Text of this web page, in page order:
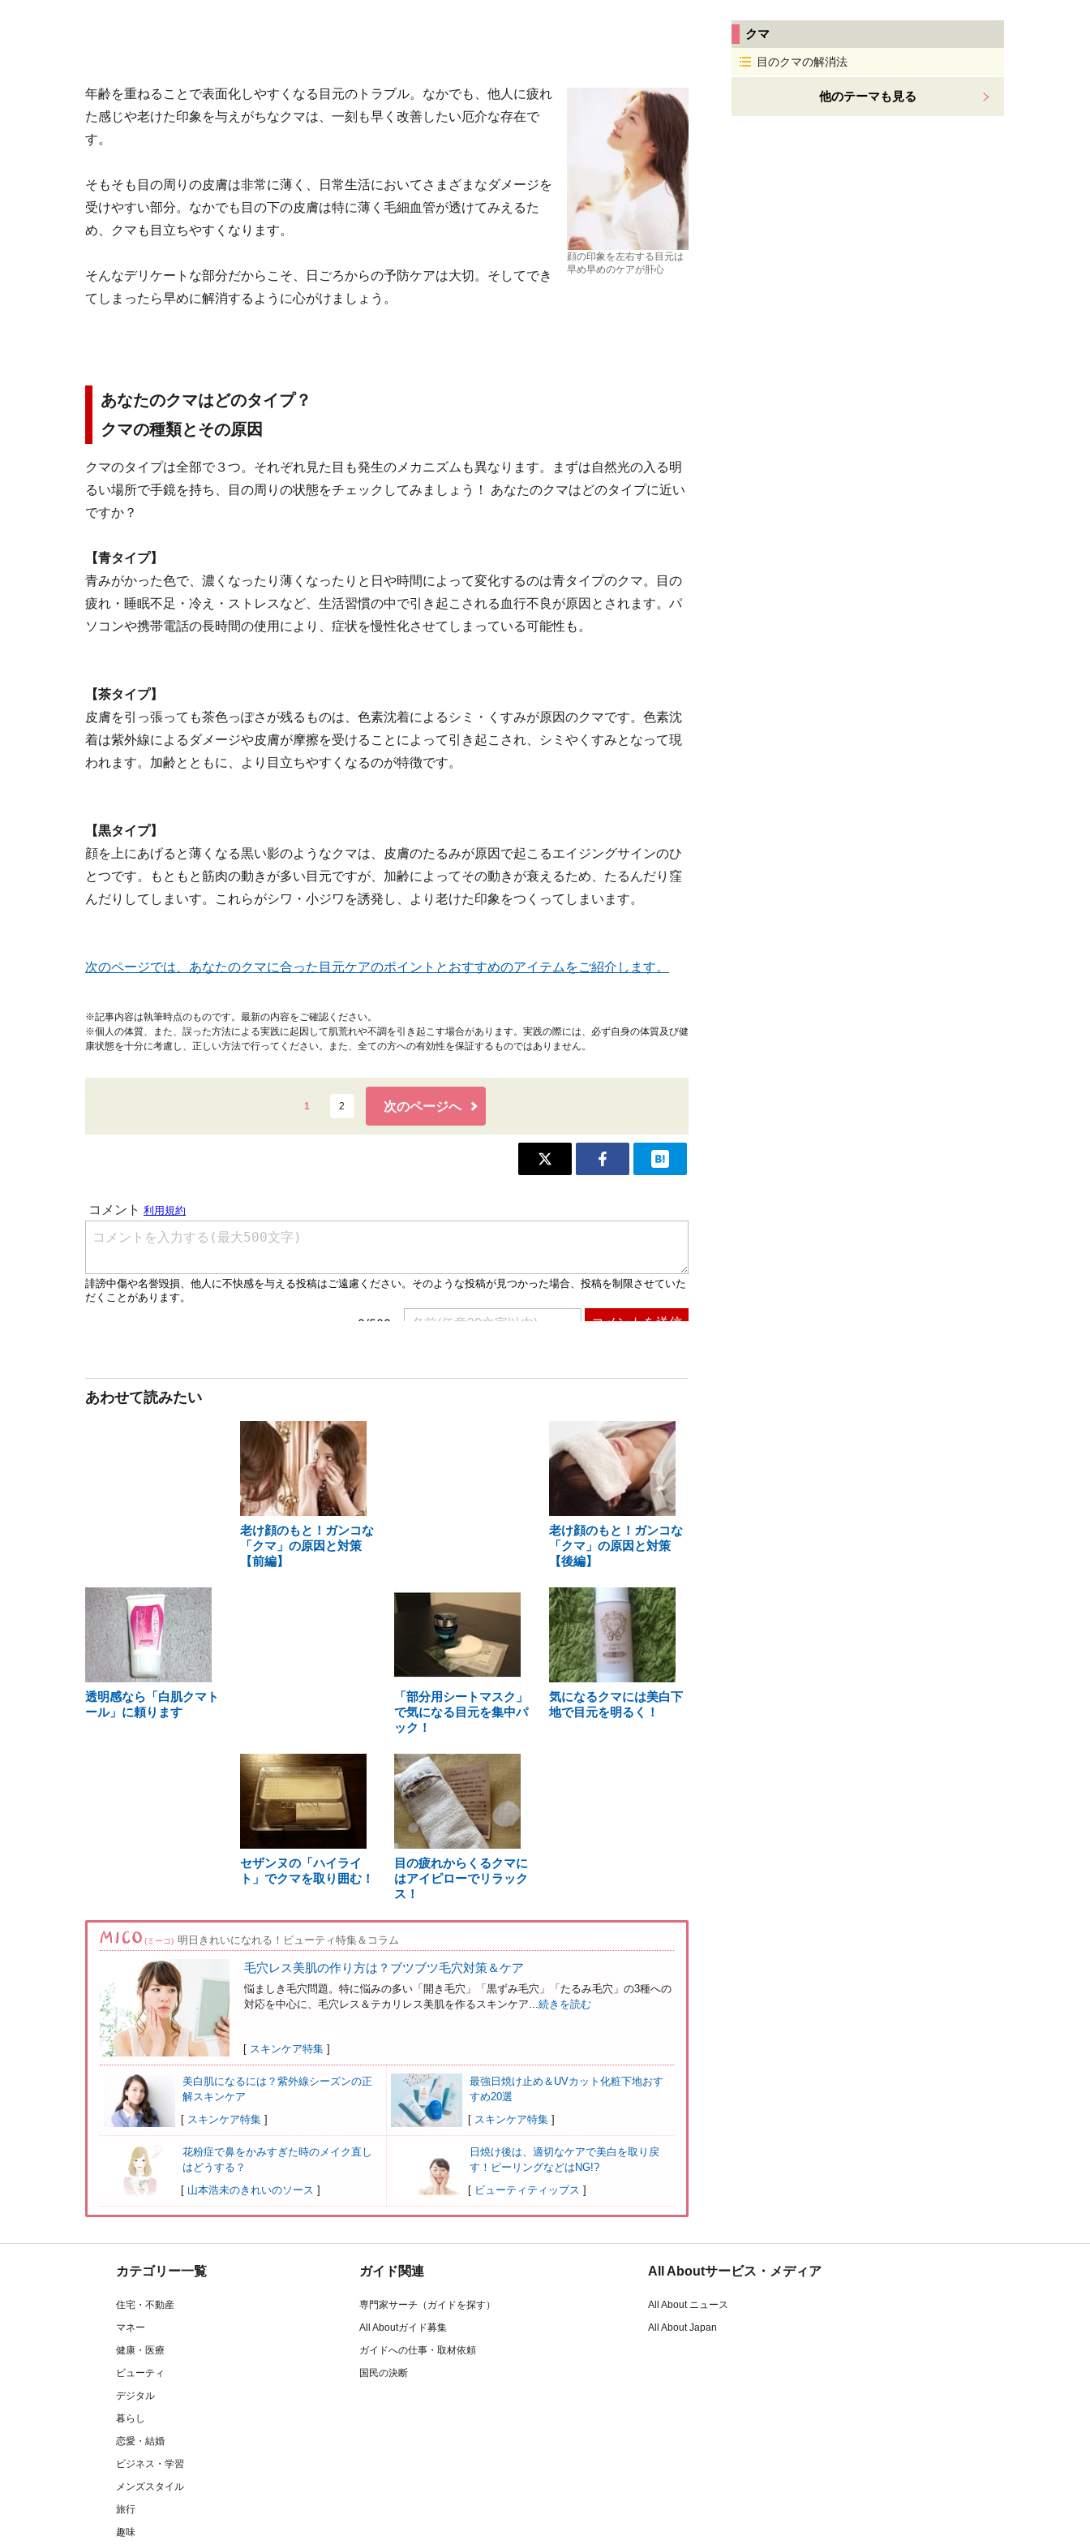
顔の印象を左右する目元は
早め早めのケアが肝心
年齢を重ねることで表面化しやすくなる目元のトラブル。なかでも、他人に疲れ
た感じや老けた印象を与えがちなクマは、一刻も早く改善したい厄介な存在で
す。
そもそも目の周りの皮膚は非常に薄く、日常生活においてさまざまなダメージを
受けやすい部分。なかでも目の下の皮膚は特に薄く毛細血管が透けてみえるた
め、クマも目立ちやすくなります。
そんなデリケートな部分だからこそ、日ごろからの予防ケアは大切。そしてでき
てしまったら早めに解消するように心がけましょう。
あなたのクマはどのタイプ？
クマの種類とその原因
クマのタイプは全部で３つ。それぞれ見た目も発生のメカニズムも異なります。まずは自然光の入る明
るい場所で手鏡を持ち、目の周りの状態をチェックしてみましょう！ あなたのクマはどのタイプに近い
ですか？
【青タイプ】
青みがかった色で、濃くなったり薄くなったりと日や時間によって変化するのは青タイプのクマ。目の
疲れ・睡眠不足・冷え・ストレスなど、生活習慣の中で引き起こされる血行不良が原因とされます。パ
ソコンや携帯電話の長時間の使用により、症状を慢性化させてしまっている可能性も。
【茶タイプ】
皮膚を引っ張っても茶色っぽさが残るものは、色素沈着によるシミ・くすみが原因のクマです。色素沈
着は紫外線によるダメージや皮膚が摩擦を受けることによって引き起こされ、シミやくすみとなって現
われます。加齢とともに、より目立ちやすくなるのが特徴です。
【黒タイプ】
顔を上にあげると薄くなる黒い影のようなクマは、皮膚のたるみが原因で起こるエイジングサインのひ
とつです。もともと筋肉の動きが多い目元ですが、加齢によってその動きが衰えるため、たるんだり窪
んだりしてしまいす。これらがシワ・小ジワを誘発し、より老けた印象をつくってしまいます。
次のページでは、あなたのクマに合った目元ケアのポイントとおすすめのアイテムをご紹介します。
※記事内容は執筆時点のものです。最新の内容をご確認ください。
※個人の体質、また、誤った方法による実践に起因して肌荒れや不調を引き起こす場合があります。実践の際には、必ず自身の体質及び健
康状態を十分に考慮し、正しい方法で行ってください。また、全ての方への有効性を保証するものではありません。
1 2 次のページへ
あわせて読みたい
老け顔のもと！ガンコな
「クマ」の原因と対策
【前編】
老け顔のもと！ガンコな
「クマ」の原因と対策
【後編】
透明感なら「白肌クマト
ール」に頼ります
「部分用シートマスク」
で気になる目元を集中パ
ック！
気になるクマには美白下
地で目元を明るく！
セザンヌの「ハイライ
ト」でクマを取り囲む！
目の疲れからくるクマに
はアイピローでリラック
ス！
(ミーコ) 明日きれいになれる！ビューティ特集＆コラム
毛穴レス美肌の作り方は？ブツブツ毛穴対策＆ケア
悩ましき毛穴問題。特に悩みの多い「開き毛穴」「黒ずみ毛穴」「たるみ毛穴」の3種への
対応を中心に、毛穴レス＆テカリレス美肌を作るスキンケア...続きを読む
[ スキンケア特集 ]
美白肌になるには？紫外線シーズンの正
解スキンケア
[ スキンケア特集 ]
最強日焼け止め＆UVカット化粧下地おす
すめ20選
[ スキンケア特集 ]
花粉症で鼻をかみすぎた時のメイク直し
はどうする？
[ 山本浩未のきれいのソース ]
日焼け後は、適切なケアで美白を取り戻
す！ピーリングなどはNG!?
[ ビューティティップス ]
クマ
目のクマの解消法
他のテーマも見る
カテゴリー一覧
住宅・不動産
マネー
健康・医療
ビューティ
デジタル
暮らし
恋愛・結婚
ビジネス・学習
メンズスタイル
旅行
趣味
ガイド関連
専門家サーチ（ガイドを探す）
All Aboutガイド募集
ガイドへの仕事・取材依頼
国民の決断
All Aboutサービス・メディア
All About ニュース
All About Japan